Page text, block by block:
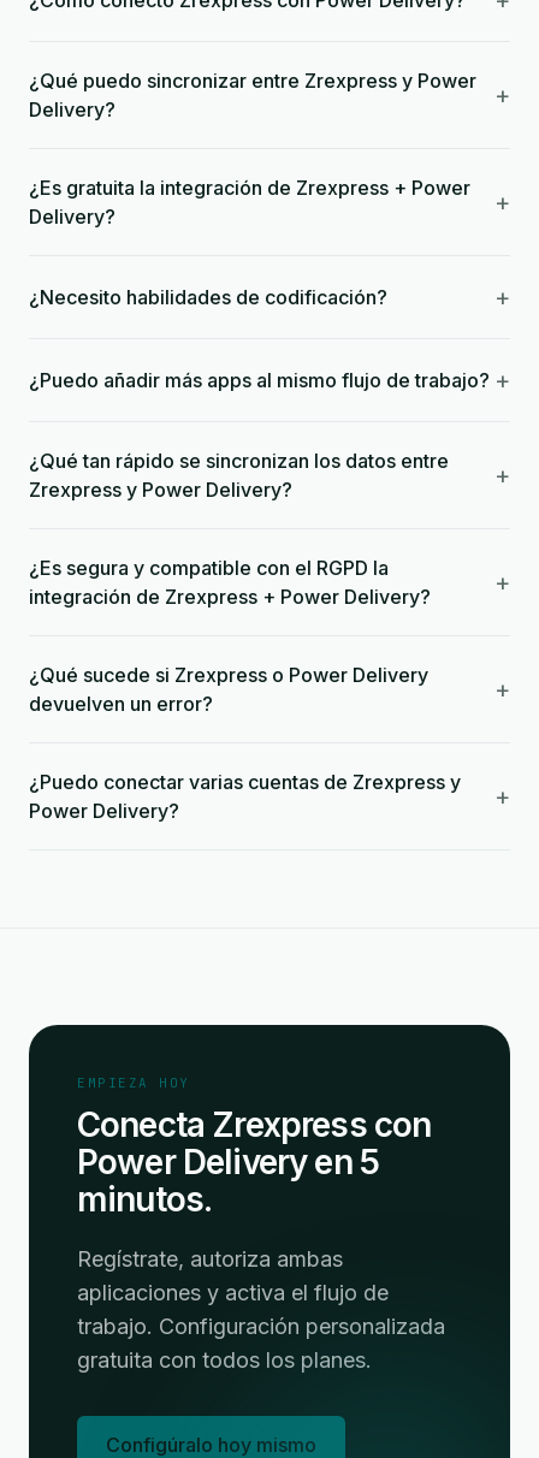
¿Qué puedo sincronizar entre Zrexpress y Power
Delivery?
+
¿Es gratuita la integración de Zrexpress + Power
Delivery?
+
¿Necesito habilidades de codificación? +
¿Puedo añadir más apps al mismo flujo de trabajo? +
¿Qué tan rápido se sincronizan los datos entre
Zrexpress y Power Delivery?
+
¿Es segura y compatible con el RGPD la
integración de Zrexpress + Power Delivery?
+
¿Qué sucede si Zrexpress o Power Delivery
devuelven un error?
+
¿Puedo conectar varias cuentas de Zrexpress y
Power Delivery?
+
EMPIEZA HOY
Conecta Zrexpress con
Power Delivery en 5
minutos.
Regístrate, autoriza ambas
aplicaciones y activa el flujo de
trabajo. Configuración personalizada
gratuita con todos los planes.
Configúralo hoy mismo